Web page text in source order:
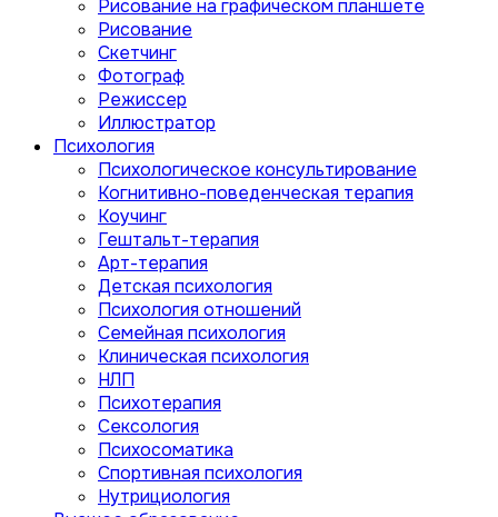
Рисование на графическом планшете
Рисование
Скетчинг
Фотограф
Режиссер
Иллюстратор
Психология
Психологическое консультирование
Когнитивно-поведенческая терапия
Коучинг
Гештальт-терапия
Арт-терапия
Детская психология
Психология отношений
Семейная психология
Клиническая психология
НЛП
Психотерапия
Сексология
Психосоматика
Спортивная психология
Нутрициология